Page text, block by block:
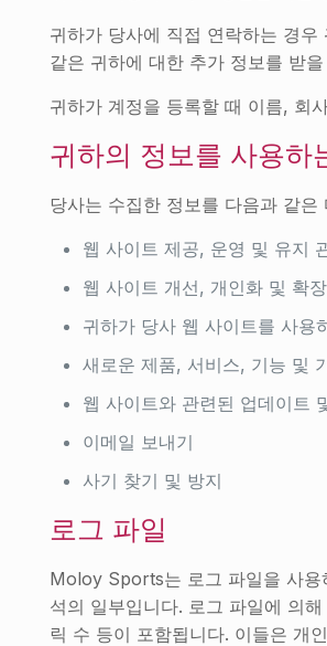
귀하가 당사에 직접 연락하는 경
같은 귀하에 대한 추가 정보를 받
귀하가 계정을 등록할 때 이름, 회
귀하의 정보를 사용하
당사는 수집한 정보를 다음과 같
웹 사이트 제공, 운영 및 유지
웹 사이트 개선, 개인화 및 확장
귀하가 당사 웹 사이트를 사용
새로운 제품, 서비스, 기능 및
웹 사이트와 관련된 업데이트
이메일 보내기
사기 찾기 및 방지
로그 파일
Moloy Sports는 로그 파일을 사용
석의 일부입니다. 로그 파일에 의
릭 수 등이 포함됩니다. 이들은 개